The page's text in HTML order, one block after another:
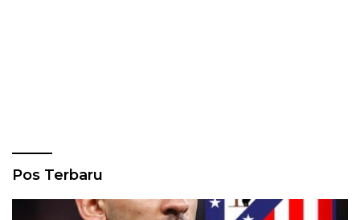
Pos Terbaru